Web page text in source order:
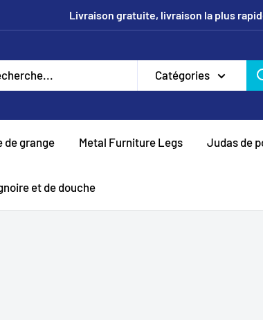
Livraison gratuite, livraison la plus
Catégories
de grange Metal Furniture Legs Judas de
et de douche